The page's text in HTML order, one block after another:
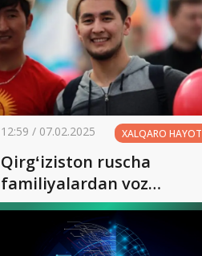
12:59 / 07.02.2025 XALQARO HAYOT
Qirgʻiziston ruscha
familiyalardan voz
kechmoqchi